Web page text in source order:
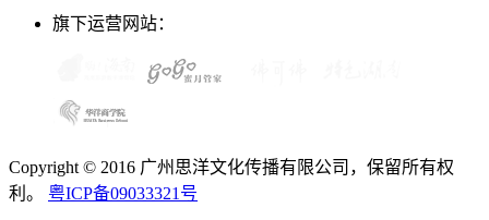
旗下运营网站：
Copyright © 2016 广州思洋文化传播有限公司，保留所有权
利。 粤ICP备09033321号